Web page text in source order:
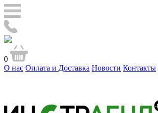
0
О нас Оплата и Доставка Новости Контакты